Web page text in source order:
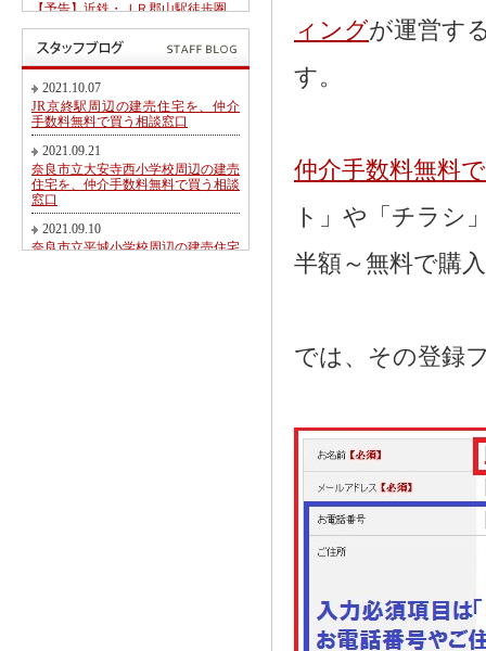
【予告】近鉄・ＪＲ郡山駅徒歩圏、
第２期新規分譲地販売開始のお知ら
せ
2017.05.26
東九条町周辺の建売住宅を、仲介手
数料無料又は割引で買う相談窓口
2017.04.06
大和郡山市冠山町新築一戸建て【価
格変更】になりました！
2017.03.31
大和郡山市にて駅徒歩圏売り土地・
新築一戸建て・建築条件無し売り土
2021.10.07
JR京終駅周辺の建売住宅を、仲介
手数料無料で買う相談窓口
2021.09.21
奈良市立大安寺西小学校周辺の建売
住宅を、仲介手数料無料で買う相談
窓口
2021.09.10
奈良市立平城小学校周辺の建売住宅
ィングが運営す
す。
仲介手数料無料
ト」や「チラシ
半額～無料で購
では、その登録